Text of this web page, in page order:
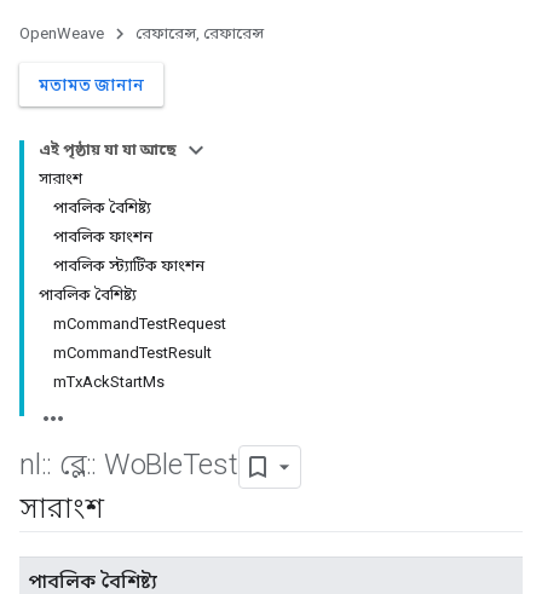
OpenWeave রেফারেন্স, রেফারেন্স
মতামত জানান
এই পৃষ্ঠায় যা যা আছে
সারাংশ
পাবলিক বৈশিষ্ট্য
পাবলিক ফাংশন
পাবলিক স্ট্যাটিক ফাংশন
পাবলিক বৈশিষ্ট্য
mCommandTestRequest
mCommandTestResult
mTxAckStartMs
nl :: ব্লে:: WoBleTest
সারাংশ
পাবলিক বৈশিষ্ট্য